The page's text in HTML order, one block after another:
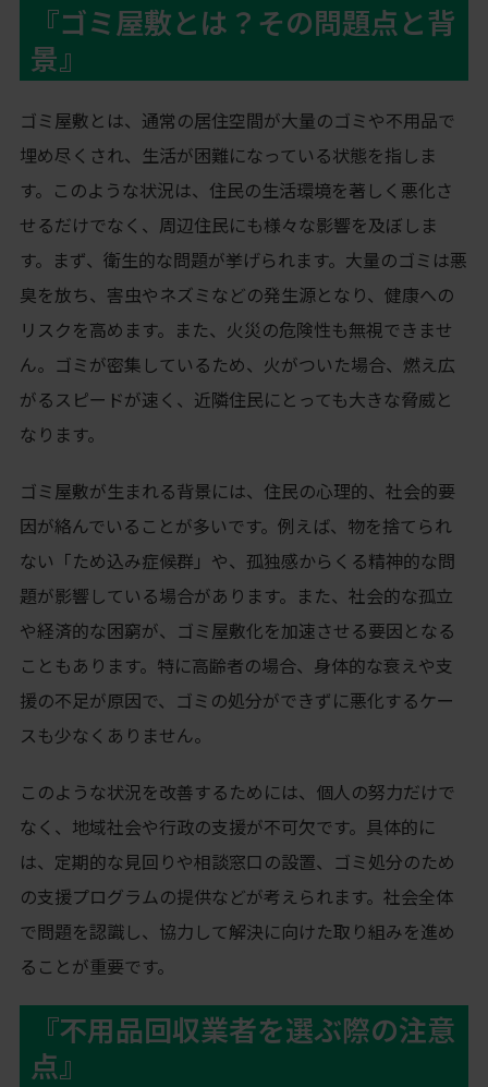
『ゴミ屋敷とは？その問題点と背
景』
ゴミ屋敷とは、通常の居住空間が大量のゴミや不用品で
埋め尽くされ、生活が困難になっている状態を指しま
す。このような状況は、住民の生活環境を著しく悪化さ
せるだけでなく、周辺住民にも様々な影響を及ぼしま
す。まず、衛生的な問題が挙げられます。大量のゴミは悪
臭を放ち、害虫やネズミなどの発生源となり、健康への
リスクを高めます。また、火災の危険性も無視できませ
ん。ゴミが密集しているため、火がついた場合、燃え広
がるスピードが速く、近隣住民にとっても大きな脅威と
なります。
ゴミ屋敷が生まれる背景には、住民の心理的、社会的要
因が絡んでいることが多いです。例えば、物を捨てられ
ない「ため込み症候群」や、孤独感からくる精神的な問
題が影響している場合があります。また、社会的な孤立
や経済的な困窮が、ゴミ屋敷化を加速させる要因となる
こともあります。特に高齢者の場合、身体的な衰えや支
援の不足が原因で、ゴミの処分ができずに悪化するケー
スも少なくありません。
このような状況を改善するためには、個人の努力だけで
なく、地域社会や行政の支援が不可欠です。具体的に
は、定期的な見回りや相談窓口の設置、ゴミ処分のため
の支援プログラムの提供などが考えられます。社会全体
で問題を認識し、協力して解決に向けた取り組みを進め
ることが重要です。
『不用品回収業者を選ぶ際の注意
点』